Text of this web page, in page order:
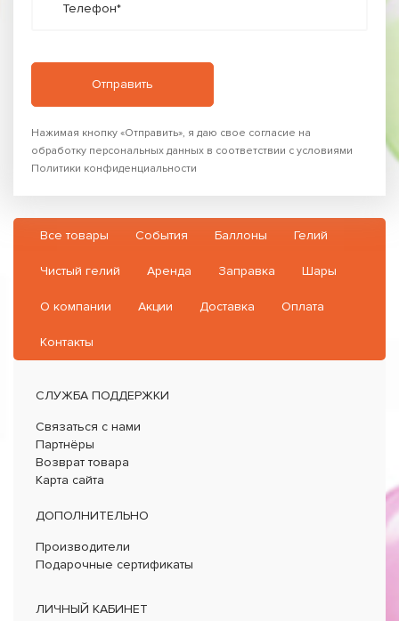
Телефон*
Нажимая кнопку «Отправить», я даю свое согласие на
обработку персональных данных в соответствии с условиями
Политики конфиденциальности
Все товары События Баллоны Гелий
Чистый гелий Аренда Заправка Шары
О компании Акции Доставка Оплата
Контакты
СЛУЖБА ПОДДЕРЖКИ
Связаться с нами
Партнёры
Возврат товара
Карта сайта
ДОПОЛНИТЕЛЬНО
Производители
Подарочные сертификаты
ЛИЧНЫЙ КАБИНЕТ